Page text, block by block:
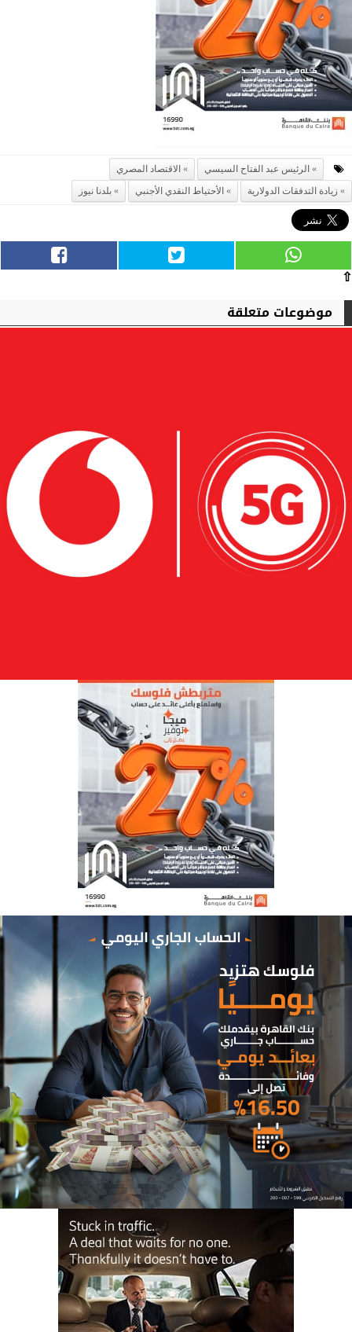
الرئيس عبد الفتاح السيسي
الاقتصاد المصري
زيادة التدفقات الدولارية
الأحتياط النقدي الأجنبي بلدنا نيوز
⇧
موضوعات متعلقة